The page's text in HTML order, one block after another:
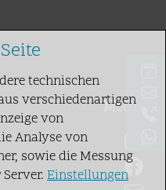
technischen
verschiedenartigen
von
Analyse von
sowie die Messung
Einstellungen
Media